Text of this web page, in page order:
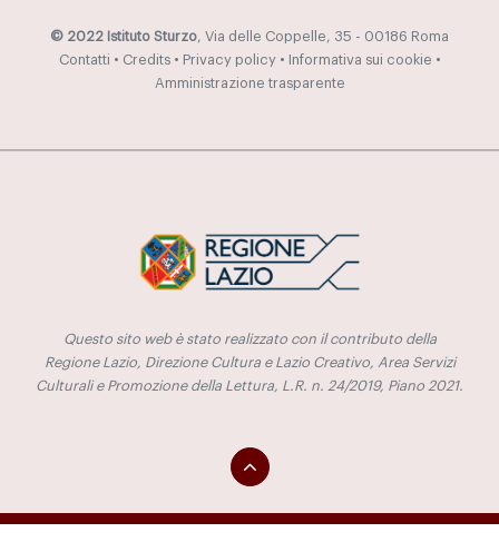
© 2022 Istituto Sturzo, Via delle Coppelle, 35 - 00186 Roma
Contatti • Credits• Privacy policy• Informativa sui cookie •
Amministrazione trasparente
Questo sito web è stato realizzato con il contributo della
Regione Lazio, Direzione Cultura e Lazio Creativo, Area Servizi
Culturali e Promozione della Lettura, L.R. n. 24/2019, Piano 2021.